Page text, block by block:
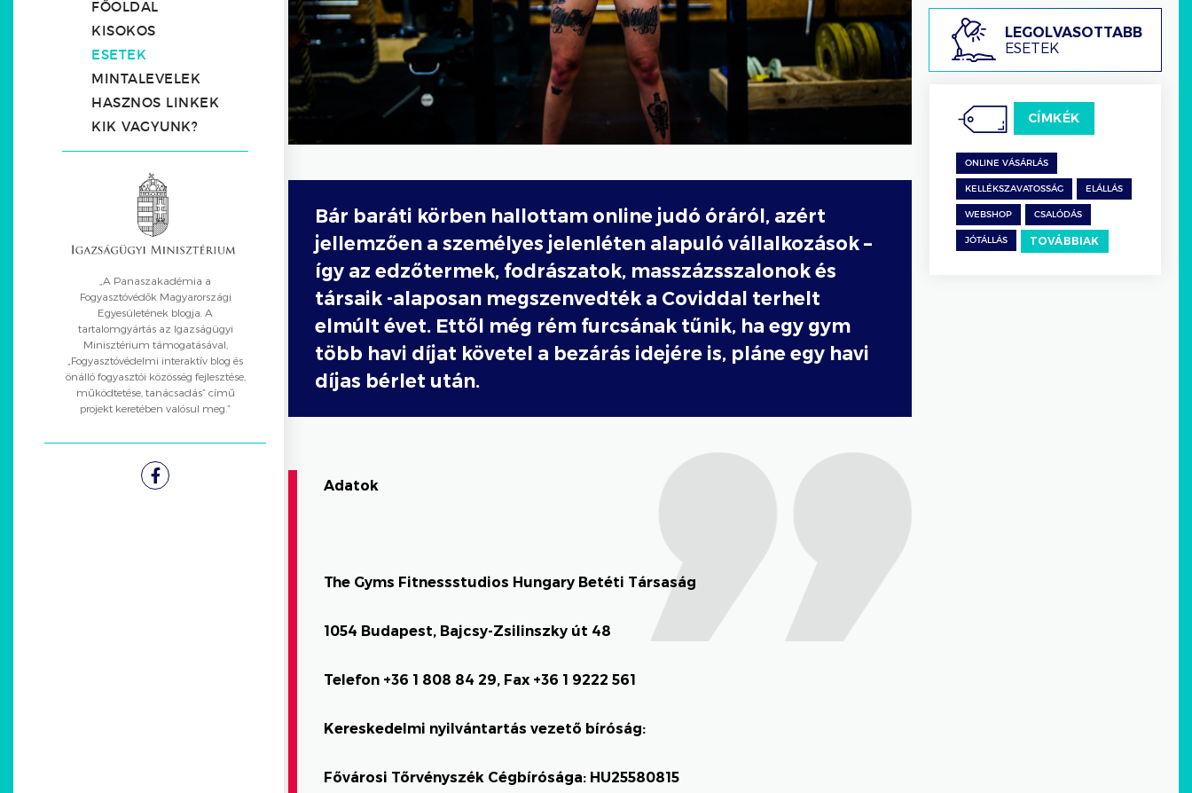
FŐOLDAL
KISOKOS
ESETEK
MINTALEVELEK
HASZNOS LINKEK
KIK VAGYUNK?
„A Panaszakadémia a
Fogyasztóvédők Magyarországi
Egyesületének blogja. A
tartalomgyártás az Igazságügyi
Minisztérium támogatásával,
„Fogyasztóvédelmi interaktív blog és
önálló fogyasztói közösség fejlesztése,
működtetése, tanácsadás” című
projekt keretében valósul meg.”
Facebook
Bár baráti körben hallottam online judó óráról, azért
jellemzően a személyes jelenléten alapuló vállalkozások –
így az edzőtermek, fodrászatok, masszázsszalonok és
társaik -alaposan megszenvedték a Coviddal terhelt
elmúlt évet. Ettől még rém furcsának tűnik, ha egy gym
több havi díjat követel a bezárás idejére is, pláne egy havi
díjas bérlet után.
Adatok
The Gyms Fitnessstudios Hungary Betéti Társaság
1054 Budapest, Bajcsy-Zsilinszky út 48
Telefon +36 1 808 84 29, Fax +36 1 9222 561
Kereskedelmi nyilvántartás vezető bíróság:
Fővárosi Tőrvényszék Cégbírósága: HU25580815
Legolvasottabb
esetek
LEGOLVASOTTABB
ESETEK
CÍMKÉK
ONLINE VÁSÁRLÁS
KELLÉKSZAVATOSSÁG ELÁLLÁS
WEBSHOP CSALÓDÁS
JÓTÁLLÁS TOVÁBBIAK